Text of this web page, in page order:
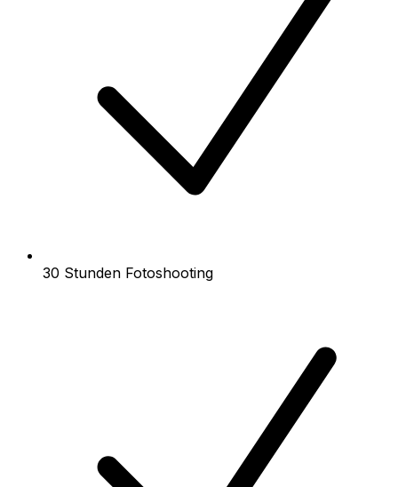
30 Stunden Fotoshooting